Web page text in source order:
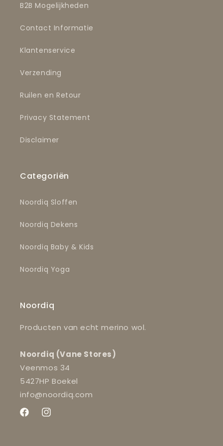
B2B Mogelijkheden
Contact Informatie
Klantenservice
Verzending
Ruilen en Retour
Privacy Statement
Disclaimer
Categoriën
Noordiq Sloffen
Noordiq Dekens
Noordiq Baby & Kids
Noordiq Yoga
Noordiq
Producten van echt merino wol.
Noordiq (Vane Stores)
Veenmos 34
5427HP Boekel
info@noordiq.com
FacebookInstagram